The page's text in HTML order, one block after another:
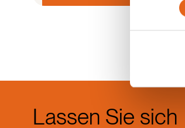
Sie
Lassen Sie sich